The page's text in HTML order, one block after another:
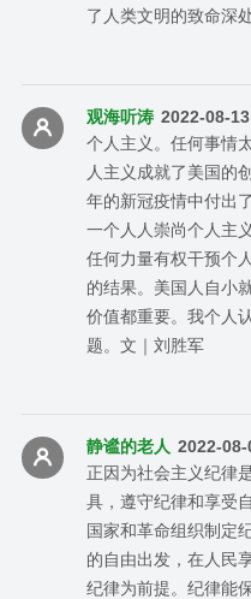
了人类文明的致命深处
观海听涛 2022-08-13
个人主义。任何事情
人主义成就了美国的
年的新冠疫情中付出
一个人人崇尚个人主
任何力量有权干预个
的结果。美国人自小
价值都重要。我个人
题。文｜刘胜军
静谧的老人 2022-08-
正因为社会主义纪律
具，遵守纪律和享受
国家和革命组织制定
的自由出发，在人民
纪律为前提。纪律能